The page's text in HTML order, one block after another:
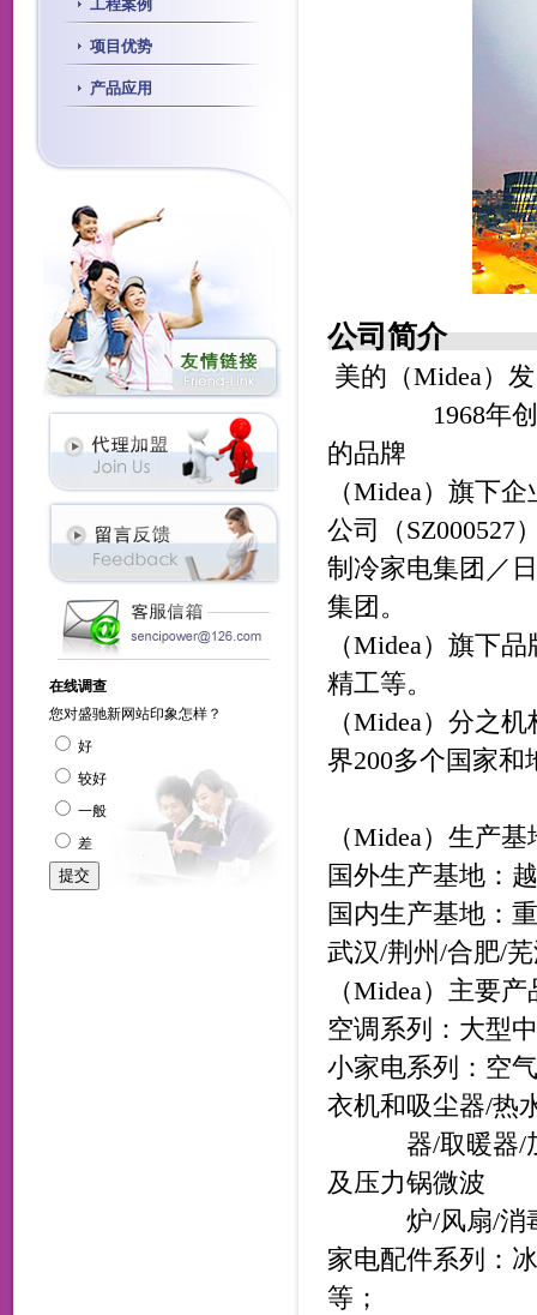
工程案例
项目优势
产品应用
公司简介
美的（Midea）发
1968年创建
的品牌
（Midea）旗下
公司（SZ000527
制冷家电集团／
集团。
（Midea）旗下
精工等。
（Midea）分之
界200多个国家和
（Midea）生产
国外生产基地：
国内生产基地：
武汉/荆州/合肥/
（Midea）主要
空调系列：大型
小家电系列：空
衣机和吸尘器/热
器/取暖器/加
及压力锅微波
炉/风扇/消
家电配件系列：
等；